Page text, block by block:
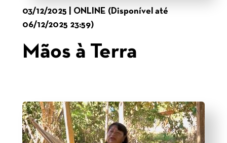
03/12/2025 | ONLINE (Disponível até
06/12/2025 23:59)
Mãos à Terra